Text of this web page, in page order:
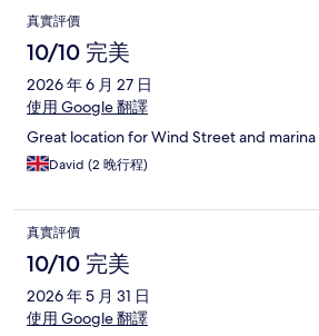
真實評價
10/10 完美
2026 年 6 月 27 日
使用 Google 翻譯
Great location for Wind Street and marina
David (2 晚行程)
真實評價
10/10 完美
2026 年 5 月 31 日
使用 Google 翻譯